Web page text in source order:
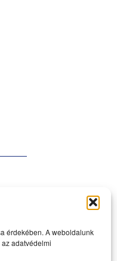
érdekében. A weboldalunk
adatvédelmi